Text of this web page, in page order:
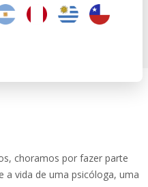
choramos por fazer parte
a vida de uma psicóloga, uma